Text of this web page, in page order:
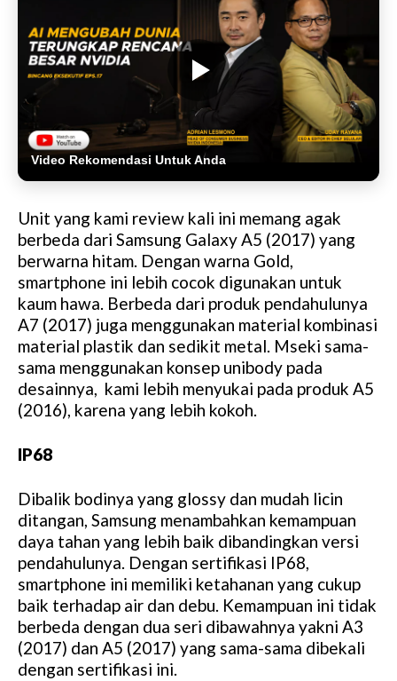
Video Rekomendasi Untuk Anda
Unit yang kami review kali ini memang agak
berbeda dari Samsung Galaxy A5 (2017) yang
berwarna hitam. Dengan warna Gold,
smartphone ini lebih cocok digunakan untuk
kaum hawa. Berbeda dari produk pendahulunya
A7 (2017) juga menggunakan material kombinasi
material plastik dan sedikit metal. Mseki sama-
sama menggunakan konsep unibody pada
desainnya, kami lebih menyukai pada produk A5
(2016), karena yang lebih kokoh.
IP68
Dibalik bodinya yang glossy dan mudah licin
ditangan, Samsung menambahkan kemampuan
daya tahan yang lebih baik dibandingkan versi
pendahulunya. Dengan sertifikasi IP68,
smartphone ini memiliki ketahanan yang cukup
baik terhadap air dan debu. Kemampuan ini tidak
berbeda dengan dua seri dibawahnya yakni A3
(2017) dan A5 (2017) yang sama-sama dibekali
dengan sertifikasi ini.